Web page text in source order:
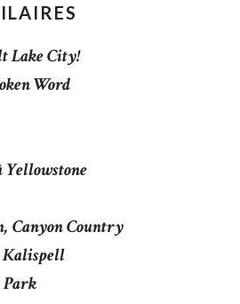
Lake City!
Word
Yellowstone
Canyon Country
Kalispell